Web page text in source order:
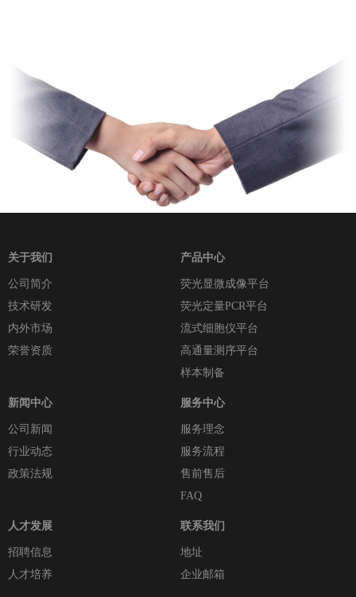
关于我们
公司简介
技术研发
内外市场
荣誉资质
产品中心
荧光显微成像平台
荧光定量PCR平台
流式细胞仪平台
高通量测序平台
样本制备
新闻中心
公司新闻
行业动态
政策法规
服务中心
服务理念
服务流程
售前售后
FAQ
人才发展
招聘信息
人才培养
联系我们
地址
企业邮箱